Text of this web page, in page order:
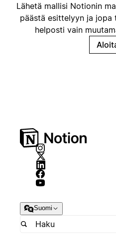
Lähetä mallisi Notionin
päästä esittelyyn ja jopa
helposti vain
Suomi